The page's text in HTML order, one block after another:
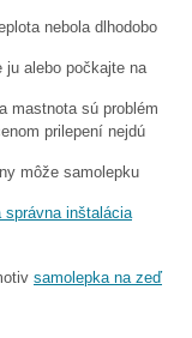
nebola dlhodobo
ju alebo počkajte na
mastnota sú problém
prilepení nejdú
môže samolepku
inštalácia
samolepka na zeď